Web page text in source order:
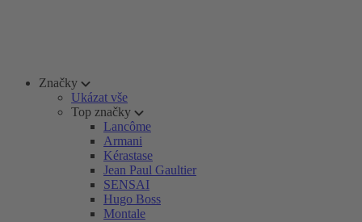
Značky
Ukázat vše
Top značky
Lancôme
Armani
Kérastase
Jean Paul Gaultier
SENSAI
Hugo Boss
Montale